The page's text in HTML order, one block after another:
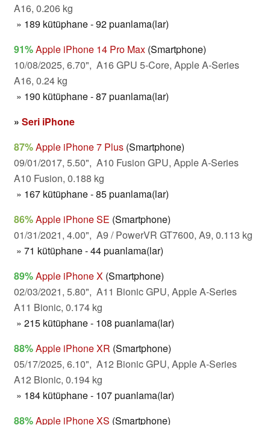
A16, 0.206 kg
» 189 kütüphane - 92 puanlama(lar)
91%Apple iPhone 14 Pro Max (Smartphone)
10/08/2025, 6.70", A16 GPU 5-Core, Apple A-Series
A16, 0.24 kg
» 190 kütüphane - 87 puanlama(lar)
» Seri iPhone
87%Apple iPhone 7 Plus (Smartphone)
09/01/2017, 5.50", A10 Fusion GPU, Apple A-Series
A10 Fusion, 0.188 kg
» 167 kütüphane - 85 puanlama(lar)
86%Apple iPhone SE (Smartphone)
01/31/2021, 4.00", A9 / PowerVR GT7600, A9, 0.113 kg
» 71 kütüphane - 44 puanlama(lar)
89%Apple iPhone X (Smartphone)
02/03/2021, 5.80", A11 Bionic GPU, Apple A-Series
A11 Bionic, 0.174 kg
» 215 kütüphane - 108 puanlama(lar)
88%Apple iPhone XR (Smartphone)
05/17/2025, 6.10", A12 Bionic GPU, Apple A-Series
A12 Bionic, 0.194 kg
» 184 kütüphane - 107 puanlama(lar)
88%Apple iPhone XS (Smartphone)